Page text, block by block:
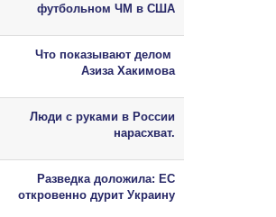
футбольном ЧМ в США
Что показывают делом
Азиза Хакимова
Люди с руками в России
нарасхват.
Разведка доложила: ЕС
откровенно дурит Украину